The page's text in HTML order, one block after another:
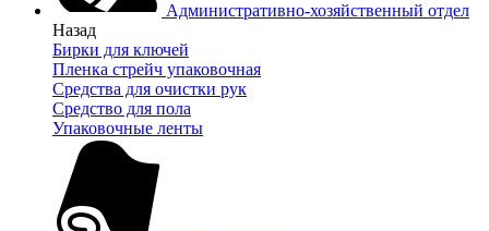
Административно-хозяйственный отдел
Назад
Бирки для ключей
Пленка стрейч упаковочная
Средства для очистки рук
Средство для пола
Упаковочные ленты